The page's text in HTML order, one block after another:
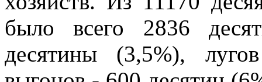
было всего 2836
десятины (3,5%),